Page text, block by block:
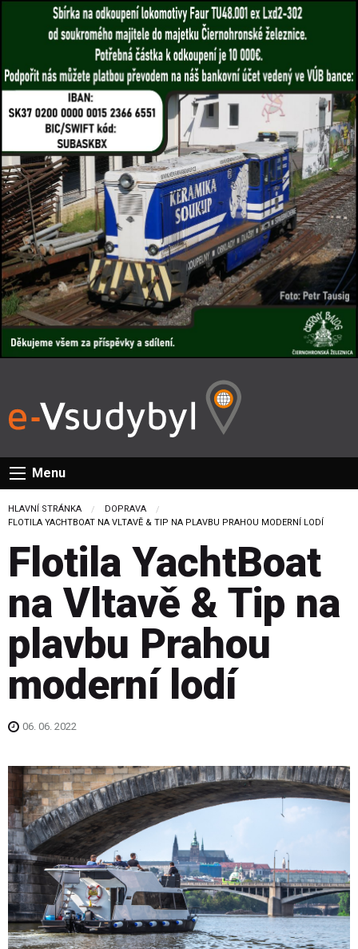
Menu
HLAVNÍ STRÁNKA
DOPRAVA
CURRENT:
FLOTILA YACHTBOAT NA VLTAVĚ & TIP NA PLAVBU PRAHOU MODERNÍ LODÍ
Flotila YachtBoat
na Vltavě & Tip na
plavbu Prahou
moderní lodí
06. 06. 2022